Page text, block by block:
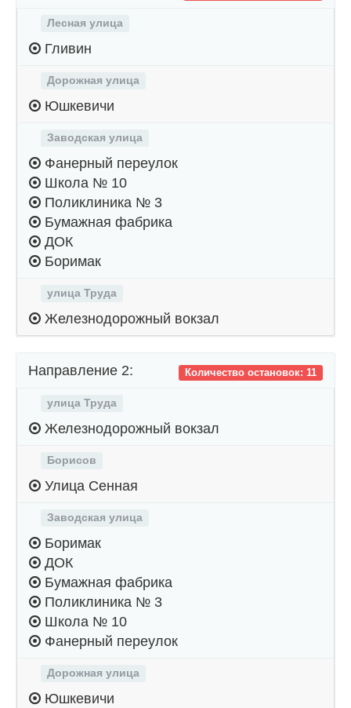
Лесная улица
Гливин
Дорожная улица
Юшкевичи
Заводская улица
Фанерный переулок
Школа № 10
Поликлиника № 3
Бумажная фабрика
ДОК
Боримак
улица Труда
Железнодорожный вокзал
Количество остановок: 11
Направление 2:
улица Труда
Железнодорожный вокзал
Борисов
Улица Сенная
Заводская улица
Боримак
ДОК
Бумажная фабрика
Поликлиника № 3
Школа № 10
Фанерный переулок
Дорожная улица
Юшкевичи